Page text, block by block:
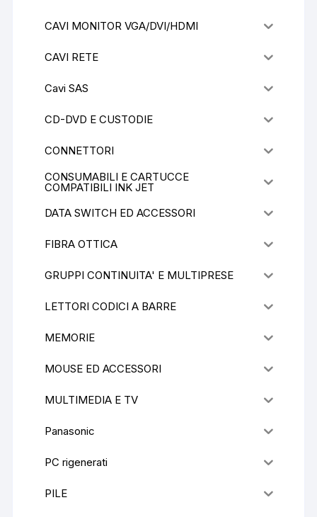
CAVI MONITOR VGA/DVI/HDMI
CAVI RETE
Cavi SAS
CD-DVD E CUSTODIE
CONNETTORI
CONSUMABILI E CARTUCCE
COMPATIBILI INK JET
DATA SWITCH ED ACCESSORI
FIBRA OTTICA
GRUPPI CONTINUITA' E MULTIPRESE
LETTORI CODICI A BARRE
MEMORIE
MOUSE ED ACCESSORI
MULTIMEDIA E TV
Panasonic
PC rigenerati
PILE